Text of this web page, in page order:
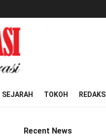
SEJARAH TOKOH REDAKSI
Recent News